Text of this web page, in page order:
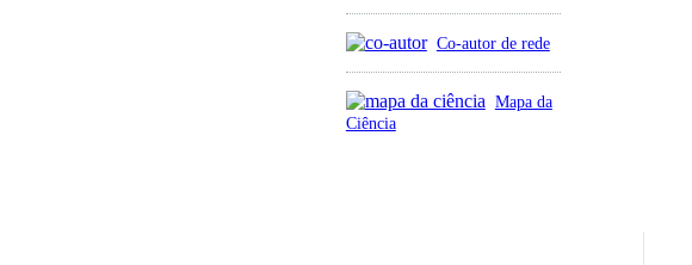
Co-autor de rede
Mapa da
Ciência